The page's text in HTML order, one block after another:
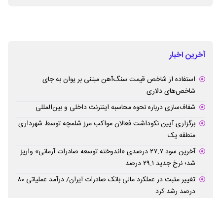
آخرین اخبار
استفاده از شاخص قیمت سنگ‌آهن مبتنی بر یوان به جای
شاخص‌های دلاری
شفاف‌سازی درباره نحوه محاسبه اینترنت داخلی و بین‌المللی
برگزاری آیین نکوداشت فعالان مواکب مرز شلمچه توسط شهرداری
منطقه یک
آخرین سود ۲۷.۷ درصدی «اندوخته توسعه صادرات آرمانی» واریز
شد؛ نرخ جدید ۲۹.۱ درصد
تغییر مثبت در عملکرد مالی بانک صادرات ایران/ درآمد عملیاتی ۸۰
درصد رشد کرد